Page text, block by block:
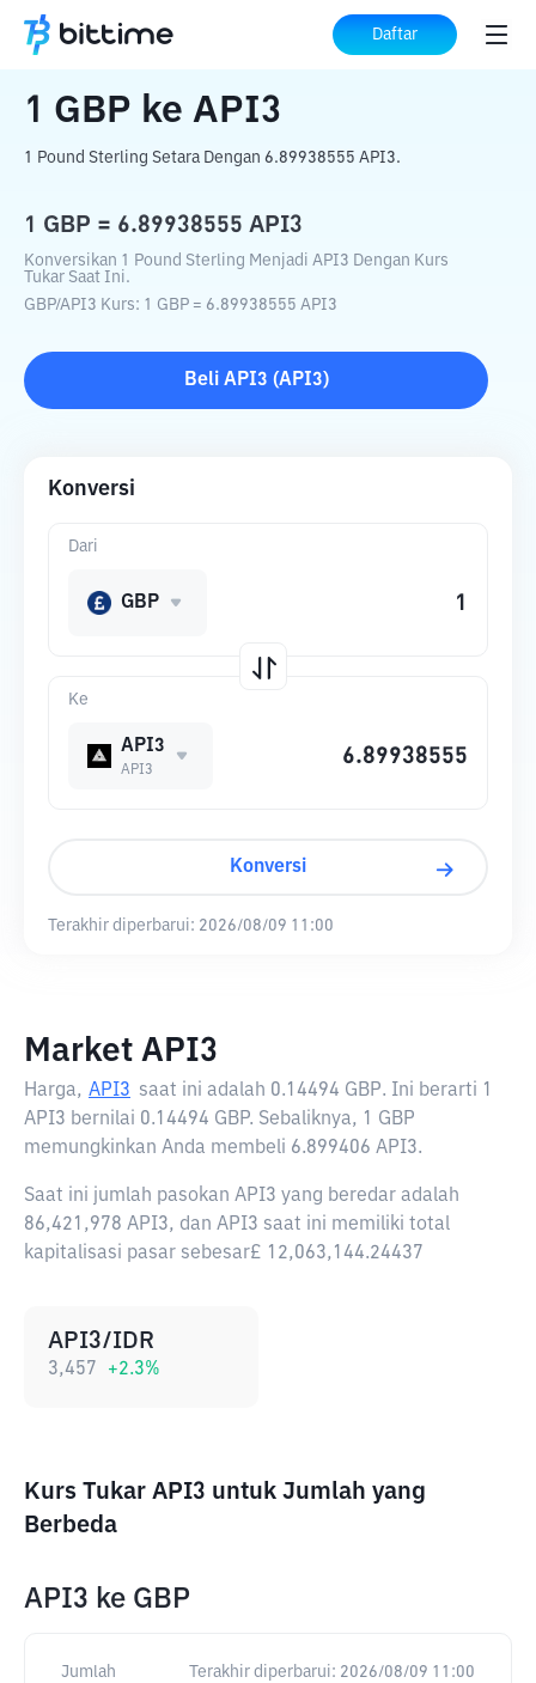
Daftar
Beranda Konverter Kripto ke API3
1 GBP ke API3
1 Pound Sterling Setara Dengan 6.89938555 API3.
1 GBP = 6.89938555 API3
Konversikan 1 Pound Sterling Menjadi API3 Dengan Kurs
Tukar Saat Ini.
GBP/API3 Kurs: 1 GBP = 6.89938555 API3
Beli API3 (API3)
Konversi
Ke
API3
API3
Dari
GBP
Konversi
Terakhir diperbarui: 2026/08/09 11:00
Market API3
Harga, API3 saat ini adalah 0.14494 GBP. Ini berarti 1
API3 bernilai 0.14494 GBP. Sebaliknya, 1 GBP
memungkinkan Anda membeli 6.899406 API3.
Saat ini jumlah pasokan API3 yang beredar adalah
86,421,978 API3, dan API3 saat ini memiliki total
kapitalisasi pasar sebesar£ 12,063,144.24437
API3/IDR
3,457 +2.3%
Kurs Tukar API3 untuk Jumlah yang
Berbeda
API3 ke GBP
Jumlah Terakhir diperbarui: 2026/08/09 11:00